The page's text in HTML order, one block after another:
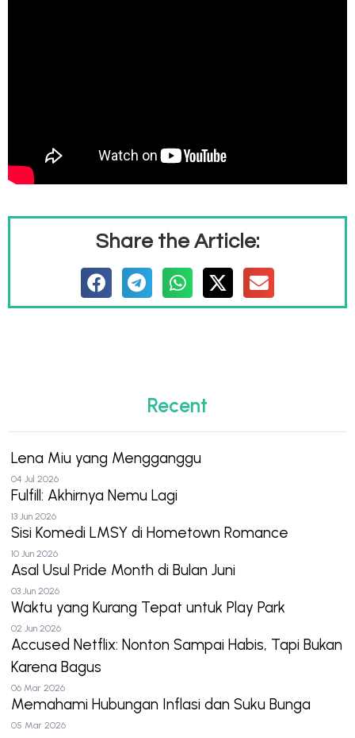
Share the Article:
Recent
Lena Miu yang Mengganggu
04 Jul 2026
Fulfill: Akhirnya Nemu Lagi
13 Jun 2026
Sisi Komedi LMSY di Hometown Romance
10 Jun 2026
Asal Usul Pride Month di Bulan Juni
03 Jun 2026
Waktu yang Kurang Tepat untuk Play Park
02 Jun 2026
Accused Netflix: Nonton Sampai Habis, Tapi Bukan
Karena Bagus
06 Mar 2026
Memahami Hubungan Inflasi dan Suku Bunga
05 Mar 2026